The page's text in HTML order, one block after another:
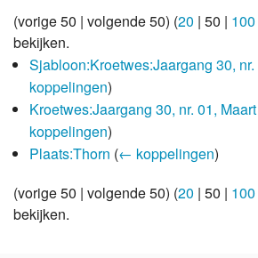
(vorige 50 | volgende 50) (20 | 50 | 100
bekijken.
Sjabloon:Kroetwes:Jaargang 30,
koppelingen)
Kroetwes:Jaargang 30, nr. 01,
koppelingen)
Plaats:Thorn (← koppelingen)
(vorige 50 | volgende 50) (20 | 50 | 100
bekijken.